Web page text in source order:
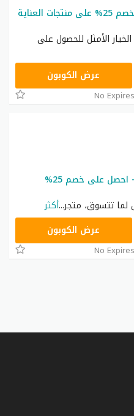
قسيمة تخفيض اي هيرب 2026 لخصم 25% على منتجات العناية
الأمثل للحصول على
OBP3235عرض الكوبون
No Expires
كوبون خصم اي هيرب أول طلب – احصل على خصم 25%
تتسوق، متجر...أكثر
OBP3235عرض الكوبون
No Expires